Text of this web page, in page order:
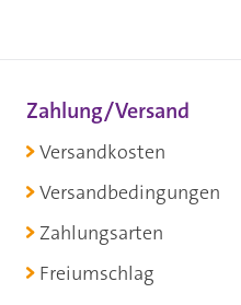
Zahlung/Versand
Versandkosten
Versandbedingungen
Zahlungsarten
Freiumschlag